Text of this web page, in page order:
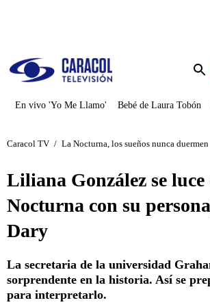
En vivo 'Yo Me Llamo' Bebé de Laura Tobón
Caracol TV / La Nocturna, los sueños nunca duermen
Liliana González se luce
Nocturna con su
Dary
La secretaria de la universidad
sorprendente en la historia. Así se
para interpretarlo.